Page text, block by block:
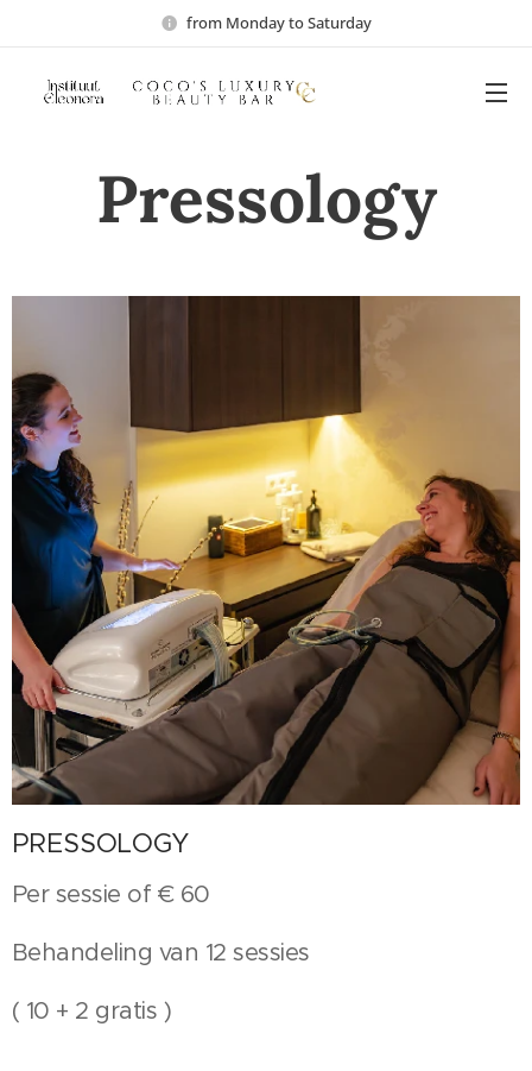
from Monday to Saturday
Pressology
PRESSOLOGY
Per sessie of € 60
Behandeling van 12 sessies
( 10 + 2 gratis )